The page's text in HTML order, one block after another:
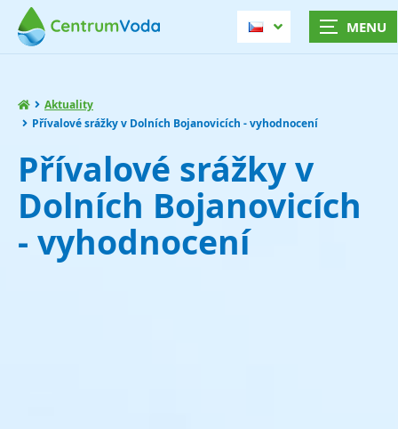
Aktuality
Přívalové srážky v Dolních Bojanovicích - vyhodnocení
Přívalové srážky v
Dolních Bojanovicích
- vyhodnocení